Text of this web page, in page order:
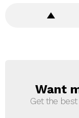
Want
Get the